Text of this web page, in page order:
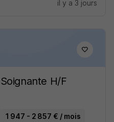
il y a 3 jours
H/F
1 947 - 2 857 € / mois